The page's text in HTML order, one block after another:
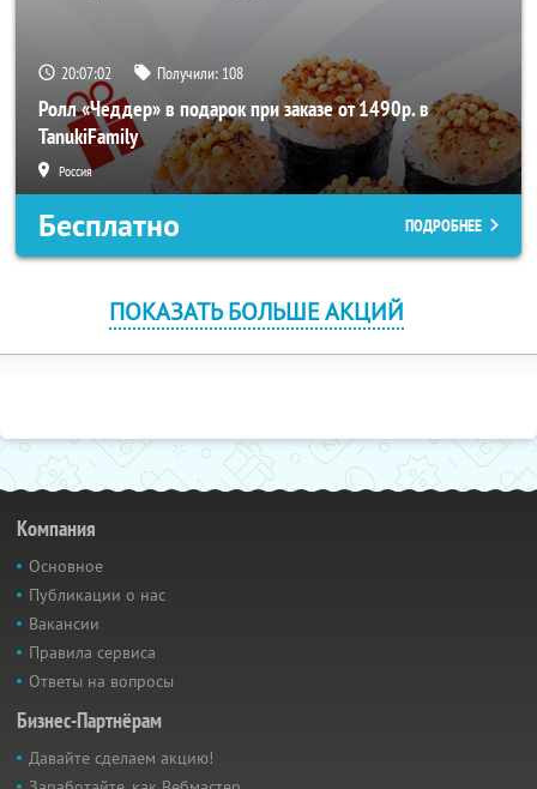
20:07:02 Получили: 108
Ролл «Чеддер» в подарок при заказе от 1490р. в
TanukiFamily
Россия
Бесплатно ПОДРОБНЕЕ
ПОКАЗАТЬ БОЛЬШЕ АКЦИЙ
Компания
Основное
Публикации о нас
Вакансии
Правила сервиса
Ответы на вопросы
Бизнес-Партнёрам
Давайте сделаем акцию!